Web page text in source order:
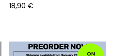
18,90 €
ON